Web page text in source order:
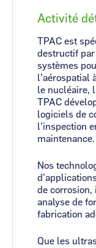
Activité
TPAC est
destructif par
systèmes
l’aérospatial
le nucléaire,
TPAC
logiciels de
l’inspection
maintenance.
Nos
de corrosion,
analyse de
fabrication
Que les